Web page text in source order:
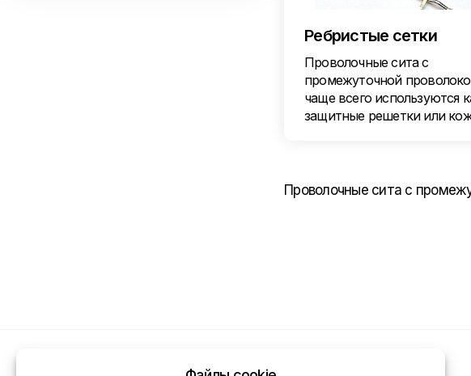
Ребристые сетки
Проволочные сита с
промежуточной
чаще всего используются
защитные решетки или
Проволочные сита с